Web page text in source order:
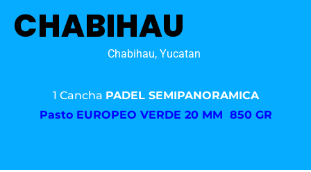
CHABIHAU
Chabihau, Yucatan
1 Cancha PADEL SEMIPANORAMICA
Pasto EUROPEO VERDE 20 MM 850 GR